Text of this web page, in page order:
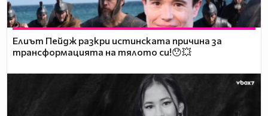
Елиът Пейдж разкри истинската причина за
трансформацията на тялото си!😯💥